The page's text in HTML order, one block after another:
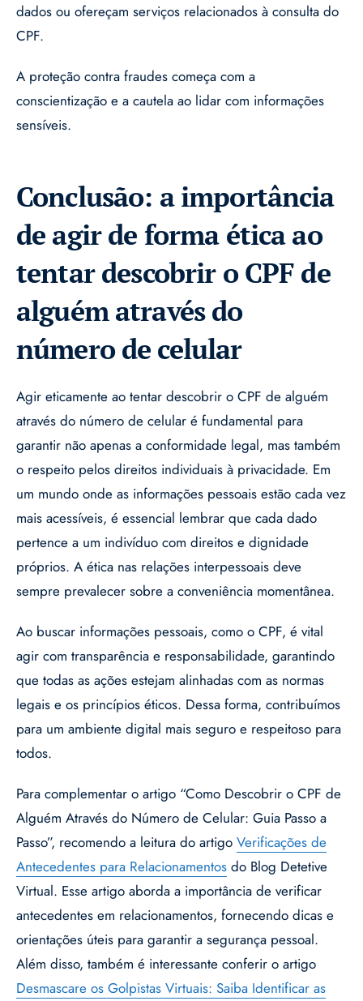
dados ou ofereçam serviços relacionados à consulta do
CPF.
A proteção contra fraudes começa com a
conscientização e a cautela ao lidar com informações
sensíveis.
Conclusão: a importância
de agir de forma ética ao
tentar descobrir o CPF de
alguém através do
número de celular
Agir eticamente ao tentar descobrir o CPF de alguém
através do número de celular é fundamental para
garantir não apenas a conformidade legal, mas também
o respeito pelos direitos individuais à privacidade. Em
um mundo onde as informações pessoais estão cada vez
mais acessíveis, é essencial lembrar que cada dado
pertence a um indivíduo com direitos e dignidade
próprios. A ética nas relações interpessoais deve
sempre prevalecer sobre a conveniência momentânea.
Ao buscar informações pessoais, como o CPF, é vital
agir com transparência e responsabilidade, garantindo
que todas as ações estejam alinhadas com as normas
legais e os princípios éticos. Dessa forma, contribuímos
para um ambiente digital mais seguro e respeitoso para
todos.
Para complementar o artigo “Como Descobrir o CPF de
Alguém Através do Número de Celular: Guia Passo a
Passo”, recomendo a leitura do artigo Verificações de
Antecedentes para Relacionamentos do Blog Detetive
Virtual. Esse artigo aborda a importância de verificar
antecedentes em relacionamentos, fornecendo dicas e
orientações úteis para garantir a segurança pessoal.
Além disso, também é interessante conferir o artigo
Desmascare os Golpistas Virtuais: Saiba Identificar as